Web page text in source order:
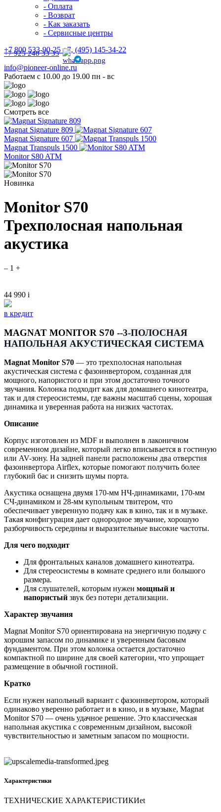
- Оплата
- Возврат
- Как заказать
- Сервисные центры
+7 800 533-90-25 +7, (495) 145-34-22
+7 925 248 33 35
info@pioneer-online.ru
Работаем с 10.00 до 19.00 пн - вс
Смотреть все
Magnat Signature 809
Magnat Signature 607
Magnat Transpuls 1500
Monitor S80 ATM
Новинка
Monitor S70
Трехполосная напольная
акустика
– 1 +
44 990 i
в кредит
MAGNAT MONITOR S70 --3-ПОЛОСНАЯ
НАПОЛЬНАЯ АКУСТИЧЕСКАЯ СИСТЕМА
Magnat Monitor S70 — это трехполосная напольная
акустическая система с фазоинвертором, созданная для
мощного, напористого и при этом достаточно точного
звучания. Колонка подходит как для домашнего кинотеатра,
так и для стереосистемы, где важны масштаб сцены, хорошая
динамика и уверенная работа на низких частотах.
Описание
Корпус изготовлен из MDF и выполнен в лаконичном
современном дизайне, который легко вписывается в гостиную
или AV-зону. На задней панели расположены два отверстия
фазоинвертора Airflex, которые помогают получить более
глубокий бас и снизить шумы порта.
Акустика оснащена двумя 170-мм НЧ-динамиками, 170-мм
СЧ-динамиком и 28-мм купольным твитером, что
обеспечивает уверенную подачу как в кино, так и в музыке.
Такая конфигурация дает однородное звучание, хорошую
разборчивость середины и выразительные высокие частоты.
Для чего подходит
Для фронтальных каналов домашнего кинотеатра.
Для стереосистемы в комнате среднего или большого
размера.
Для слушателей, которым нужен мощный и
напористый звук без потери детализации.
Характер звучания
Magnat Monitor S70 ориентирована на энергичную подачу с
хорошим запасом по динамике и уверенным басовым
фундаментом. При этом колонка остается достаточно
компактной по ширине для своей категории, что упрощает
размещение в обычной гостиной.
Кратко
Если нужен напольный вариант с фазоинвертором, который
одинаково уверенно работает и в кино, и в музыке, Magnat
Monitor S70 — очень удачное решение. Это классическая
напольная акустика с современным дизайном, высокой
чувствительностью и заметным запасом по мощности.
Характеристики
ТЕХНИЧЕСКИЕ ХАРАКТЕРИСТИКИet